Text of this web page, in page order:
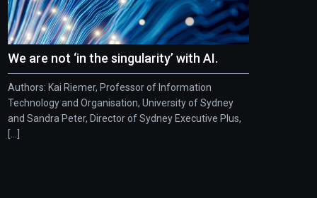
We are not ‘in the singularity’ with AI.
Authors: Kai Riemer, Professor of Information
Technology and Organisation, University of Sydney
and Sandra Peter, Director of Sydney Executive Plus,
[...]